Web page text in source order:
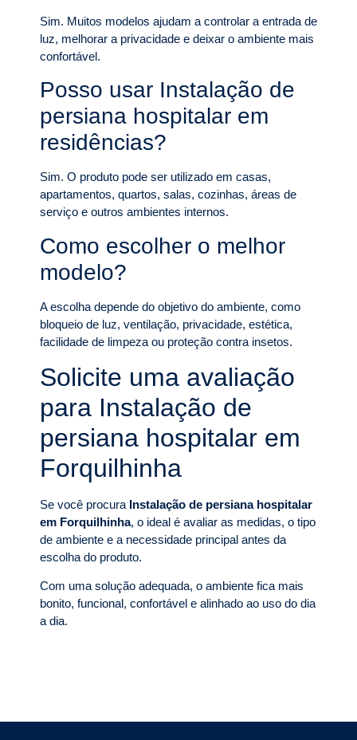
Sim. Muitos modelos ajudam a controlar a entrada de
luz, melhorar a privacidade e deixar o ambiente mais
confortável.
Posso usar Instalação de
persiana hospitalar em
residências?
Sim. O produto pode ser utilizado em casas,
apartamentos, quartos, salas, cozinhas, áreas de
serviço e outros ambientes internos.
Como escolher o melhor
modelo?
A escolha depende do objetivo do ambiente, como
bloqueio de luz, ventilação, privacidade, estética,
facilidade de limpeza ou proteção contra insetos.
Solicite uma avaliação
para Instalação de
persiana hospitalar em
Forquilhinha
Se você procura Instalação de persiana hospitalar
em Forquilhinha, o ideal é avaliar as medidas, o tipo
de ambiente e a necessidade principal antes da
escolha do produto.
Com uma solução adequada, o ambiente fica mais
bonito, funcional, confortável e alinhado ao uso do dia
a dia.